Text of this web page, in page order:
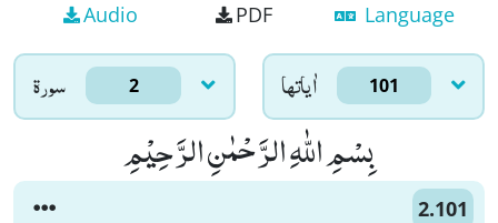
Audio PDF Language
سورۃ 2 اٰياتها 101
بِسْمِ اللّٰهِ الرَّحْمٰنِ الرَّحِیْمِ
2.101